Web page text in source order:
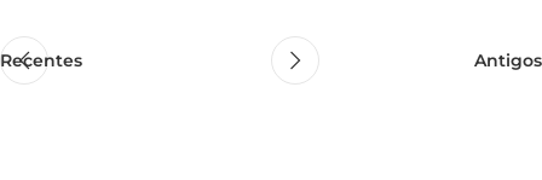
Recentes Antigos